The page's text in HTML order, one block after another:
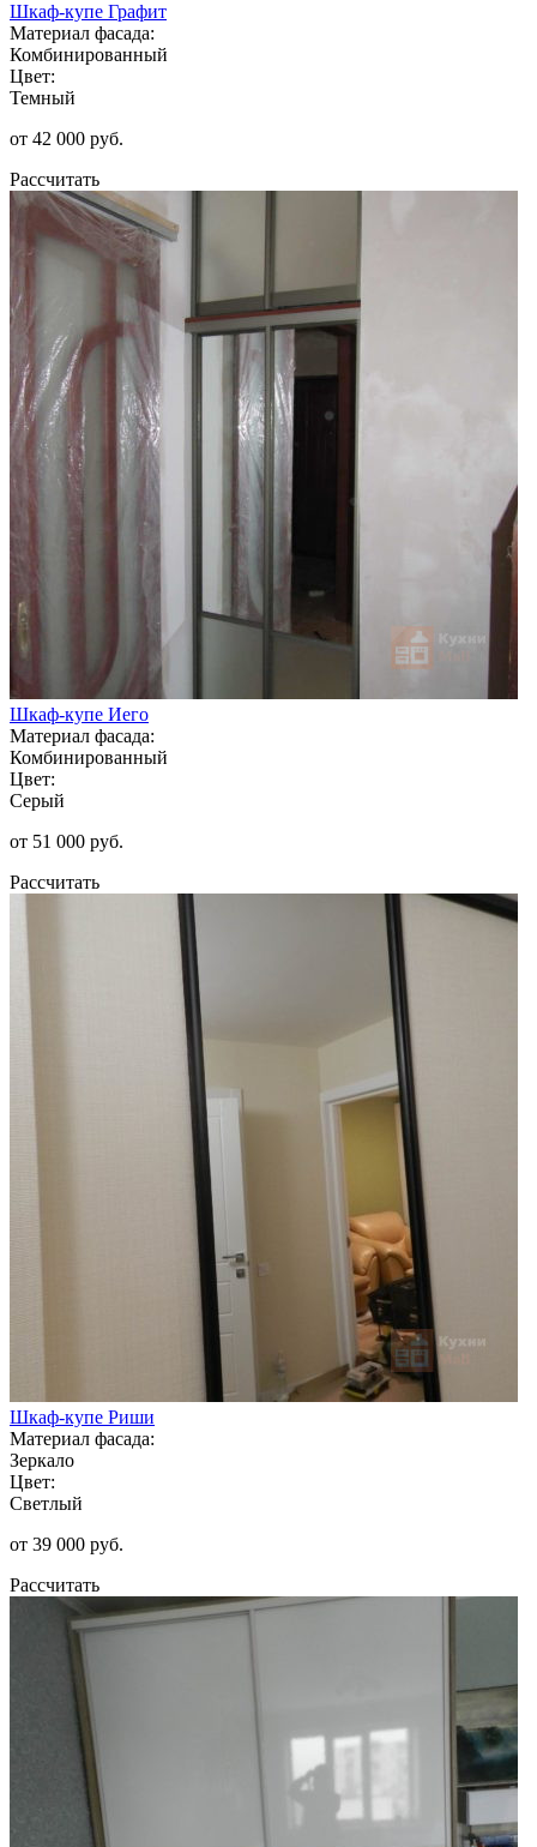
Шкаф-купе Графит
Материал фасада:
Комбинированный
Цвет:
Темный
от 42 000 руб.
Рассчитать
Шкаф-купе Иего
Материал фасада:
Комбинированный
Цвет:
Серый
от 51 000 руб.
Рассчитать
Шкаф-купе Риши
Материал фасада:
Зеркало
Цвет:
Светлый
от 39 000 руб.
Рассчитать